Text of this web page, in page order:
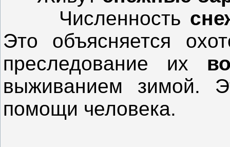
Численность
Это объясняется
преследование их
выживанием зимой.
помощи человека.